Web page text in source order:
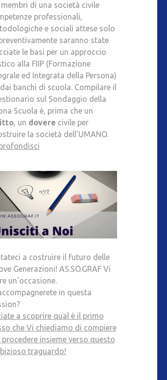
membri di una società civile
professionali,
e sociali attese solo
saranno state
le basi per un approccio
alla FIIP (Formazione
ed Integrata della Persona)
banchi di scuola. Compilare il
sul Sondaggio della
Scuola è, prima che un
, un dovere civile per
la società dell’UMANO.
a costruire il futuro delle
Generazioni! AS.SO.GRAF Vi
un'occasione.
in questa
a scoprire qual è il primo
che Vi chiediamo di compiere
procedere insieme verso questo
traguardo!